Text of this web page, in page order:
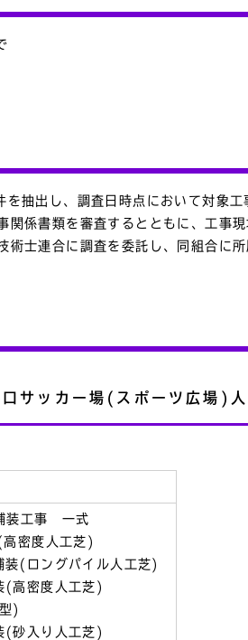
抽出し、調査日時点において対象
関係書類を審査するとともに、工事現
術士連合に調査を委託し、同組合に
サッカー場(スポーツ広場)人
装工事 一式
密度人工芝)
装(ロングパイル人工芝)
(高密度人工芝)
)
(砂入り人工芝)